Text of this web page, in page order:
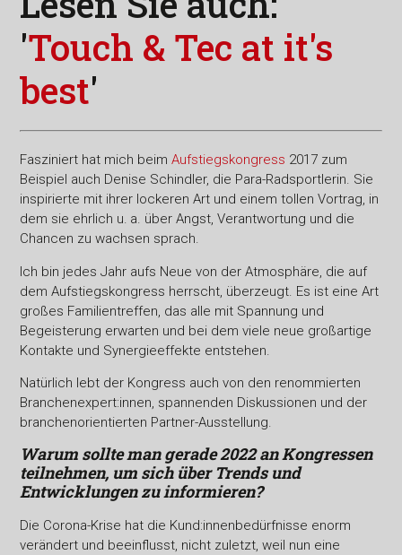
'Touch & Tec at it's
best'
Fasziniert hat mich beimAufstiegskongress 2017 zum
Beispiel auch Denise Schindler, die Para-Radsportlerin. Sie
inspirierte mit ihrer lockeren Art und einem tollen Vortrag, in
dem sie ehrlich u. a. über Angst, Verantwortung und die
Chancen zu wachsen sprach.
Ich bin jedes Jahr aufs Neue von der Atmosphäre, die auf
dem Aufstiegskongress herrscht, überzeugt. Es ist eine Art
großes Familientreffen, das alle mit Spannung und
Begeisterung erwarten und bei dem viele neue großartige
Kontakte und Synergieeffekte entstehen.
Natürlich lebt der Kongress auch von den renommierten
Branchenexpert:innen, spannenden Diskussionen und der
branchenorientierten Partner-Ausstellung.
Warum sollte man gerade 2022 an Kongressen
teilnehmen, um sich über Trends und
Entwicklungen zu informieren?
Die Corona-Krise hat die Kund:innenbedürfnisse enorm
verändert und beeinflusst, nicht zuletzt, weil nun eine